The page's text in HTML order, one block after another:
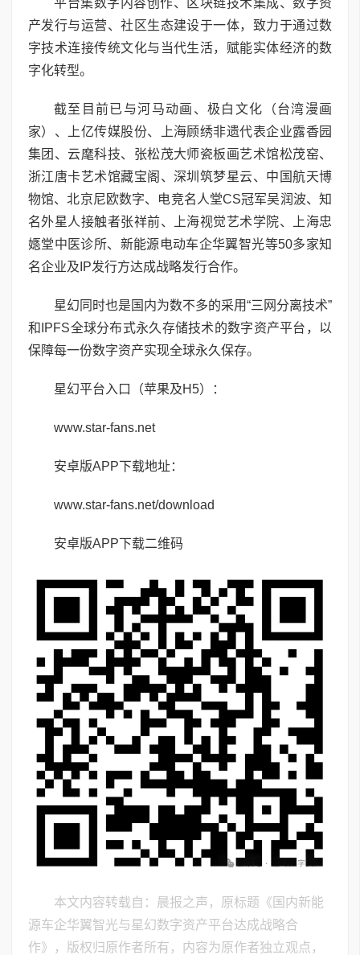
平台集数字内容创作、区块链技术集成、数字资
产发行与运营、社区生态建设于一体，致力于通过数
字技术连接传统文化与当代生活，赋能实体经济的数
字化转型。
截至目前已与河马动画、极白文化（台湾漫画
家）、上亿传媒股份、上海顾绣非遗代表企业露香园
集团、云麾科技、张松茂大师瓷板画艺术馆松茂窑、
浙江唐卡艺术馆藏宝阁、深圳筑梦星云、中国航天博
物馆、北京尼欧数字、电竞名人堂CS冠军吴润波、知
名外星人接触者张祥前、上海视觉艺术学院、上海忠
嫕堂中医诊所、新能源电动车企华翼智光等50多家知
名企业及IP发行方达成战略发行合作。
星幻同时也是国内为数不多的采用“三网分离技术”
和IPFS全球分布式永久存储技术的数字资产平台，以
保障每一份数字资产实现全球永久保存。
星幻平台入口（苹果及H5）：
www.star-fans.net
安卓版APP下载地址：
www.star-fans.net/download
安卓版APP下载二维码
本文内容转载自：晨报之声，原标题《国内新能
源车企华翼智光与星幻数字资产平台达成战略合
作》，版权归原作者所有，内容为原作者独立观点，